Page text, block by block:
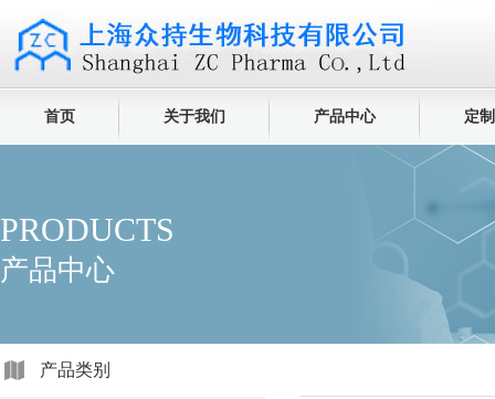
首页 关于我们 产品中心 定
PRODUCTS
产品中心
产品类别